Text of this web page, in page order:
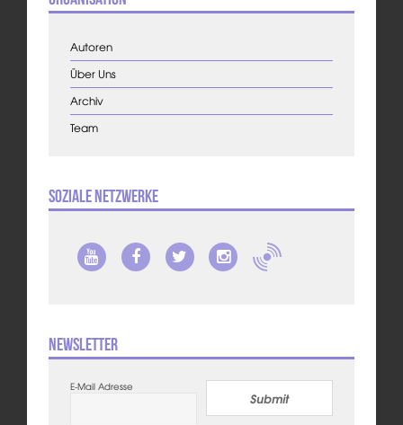
Autoren
Über Uns
Archiv
Team
Soziale Netzwerke
Newsletter
E-Mail Adresse
Submit